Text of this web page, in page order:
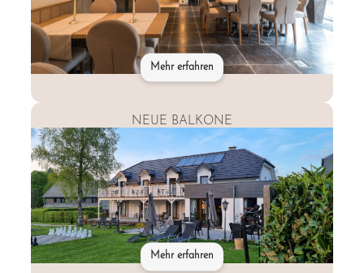
Mehr erfahren
NEUE BALKONE
Mehr erfahren